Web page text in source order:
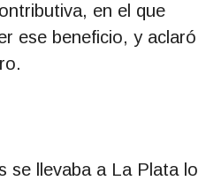
en el que
ese beneficio, y aclaró
se llevaba a La Plata lo